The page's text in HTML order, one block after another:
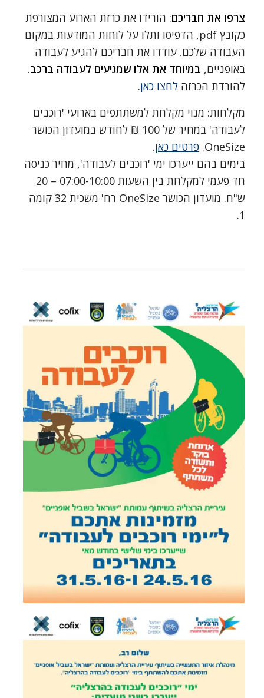
צרפו את חבריכם: הורידו את כרזת הארוע המצורפת
כקובץ pdf, הדפיסו ותלו על לוחות המודעות במקום
העבודה שלכם. עודדו את חבריכם להגיע לעבודה
באופניים, במיוחד את אלו שמגיעים לעבודה ברכב.
להורדת הכרזהלחצו כאן.
מקלחות: מנוי מקלחת למשתתפים בארועי 'רוכבים
לעבודה' במחיר של 100 ₪ לחודש במועדון הכושר
OneSize. פרטים כאן.
בימים בהם ייערכו ימי 'רוכבים לעבודה', מחיר כניסה
חד פעמי למקלחת בין השעות 07:00-10:00 – 20
ש"ח. מועדון הכושר OneSize רח' משכית 32 קומה
1.